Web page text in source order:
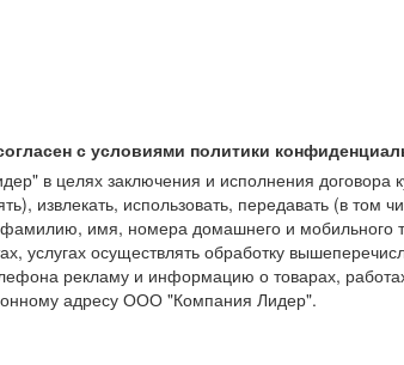
с условиями политики
в целях заключения и исполнения договора
извлекать, использовать, передавать (в том
имя, номера домашнего и
услугах осуществлять обработку
рекламу и информацию о товарах,
адресу ООО "Компания Лидер".